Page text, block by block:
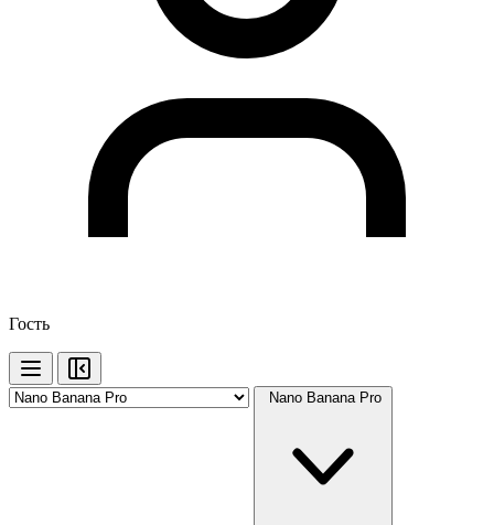
Гость
Nano Banana Pro